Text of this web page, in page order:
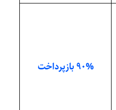
۹۰% بازپرداخت